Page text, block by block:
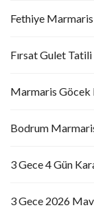
Fethiye
Fırsat Gulet Tatili
Marmaris Göcek
Bodrum
3 Gece 4 Gün
3 Gece 2026